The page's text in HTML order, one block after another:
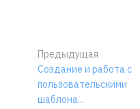
Предыдущая
Создание и работа с
пользовательскими
шаблона...